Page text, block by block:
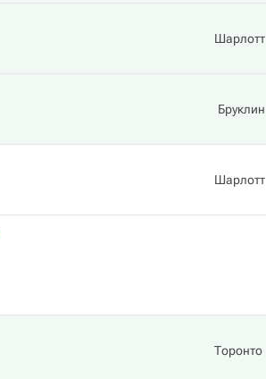
Шарлотт
Бруклин
Шарлотт
Торонто